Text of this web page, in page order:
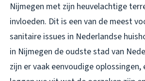
Nijmegen met zijn heuvelachtige
invloeden. Dit is een van de meest
sanitaire issues in Nederlandse
in Nijmegen de oudste stad van
zijn er vaak eenvoudige oplossingen,